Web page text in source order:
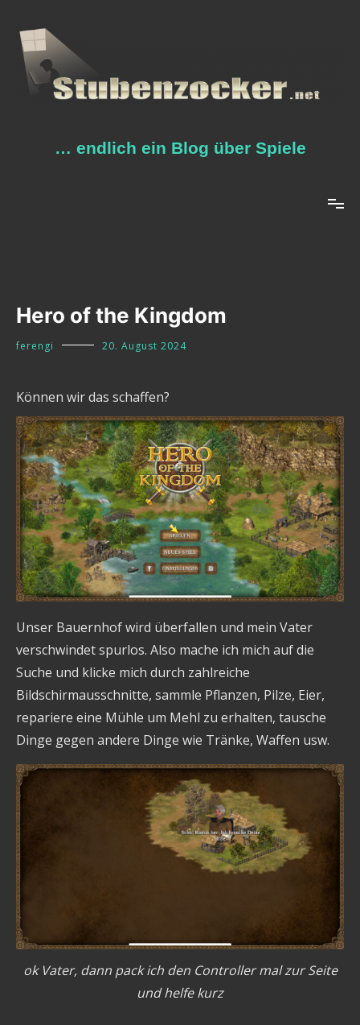
Inhalt
springen
… endlich ein Blog über Spiele
Hero of the Kingdom
ferengi 20. August 2024
Können wir das schaffen?
Unser Bauernhof wird überfallen und mein Vater
verschwindet spurlos. Also mache ich mich auf die
Suche und klicke mich durch zahlreiche
Bildschirmausschnitte, sammle Pflanzen, Pilze, Eier,
repariere eine Mühle um Mehl zu erhalten, tausche
Dinge gegen andere Dinge wie Tränke, Waffen usw.
ok Vater, dann pack ich den Controller mal zur Seite
und helfe kurz